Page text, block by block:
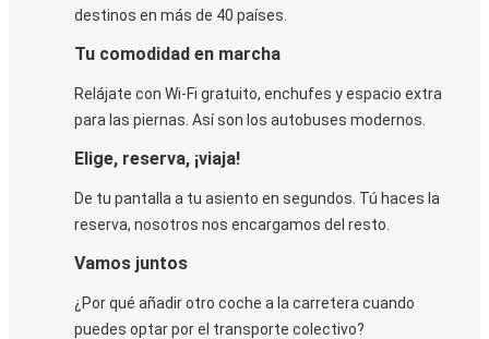
destinos en más de 40 países.
Tu comodidad en marcha
Relájate con Wi-Fi gratuito, enchufes y espacio extra
para las piernas. Así son los autobuses modernos.
Elige, reserva, ¡viaja!
De tu pantalla a tu asiento en segundos. Tú haces la
reserva, nosotros nos encargamos del resto.
Vamos juntos
¿Por qué añadir otro coche a la carretera cuando
puedes optar por el transporte colectivo?